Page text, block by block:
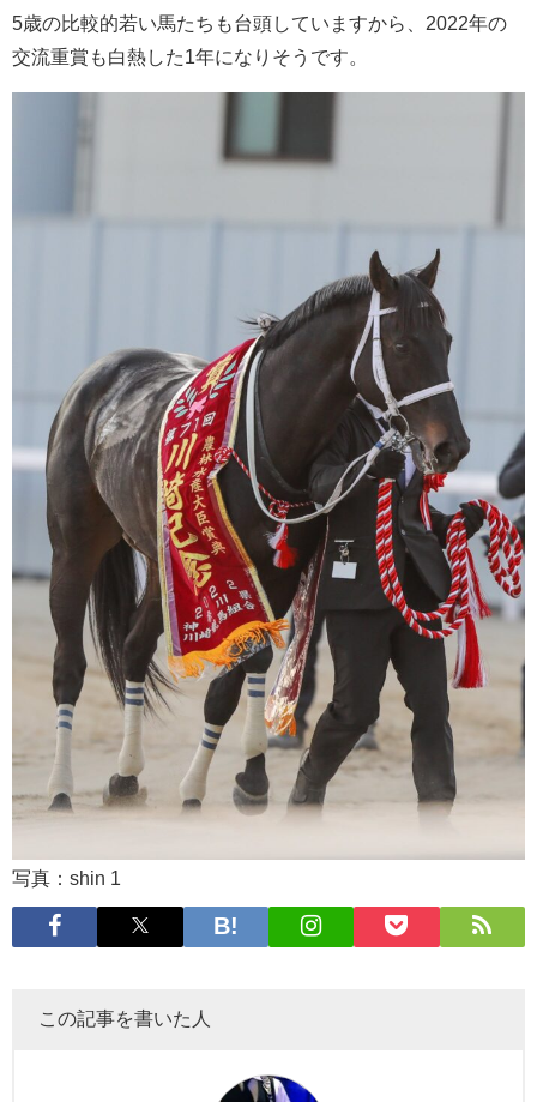
5歳の比較的若い馬たちも台頭していますから、2022年の
交流重賞も白熱した1年になりそうです。
写真：shin 1
この記事を書いた人